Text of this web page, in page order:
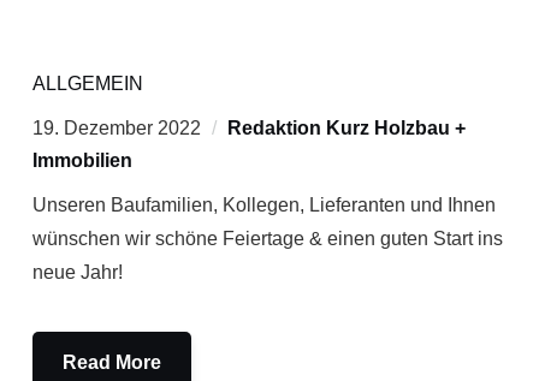
ALLGEMEIN
19. Dezember 2022
Redaktion Kurz Holzbau +
Immobilien
Unseren Baufamilien, Kollegen, Lieferanten und Ihnen
wünschen wir schöne Feiertage & einen guten Start ins
neue Jahr!
Read More